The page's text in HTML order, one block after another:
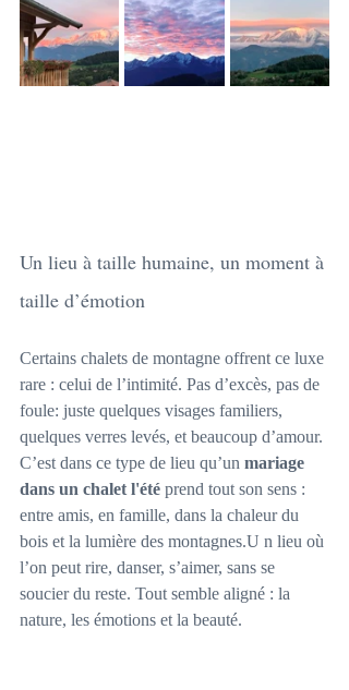
Un lieu à taille humaine, un moment à
taille d’émotion
Certains chalets de montagne offrent ce luxe
rare : celui de l’intimité. Pas d’excès, pas de
foule: juste quelques visages familiers,
quelques verres levés, et beaucoup d’amour.
C’est dans ce type de lieu qu’un mariage
dans un chalet l'été prend tout son sens :
entre amis, en famille, dans la chaleur du
bois et la lumière des montagnes.U n lieu où
l’on peut rire, danser, s’aimer, sans se
soucier du reste. Tout semble aligné : la
nature, les émotions et la beauté.